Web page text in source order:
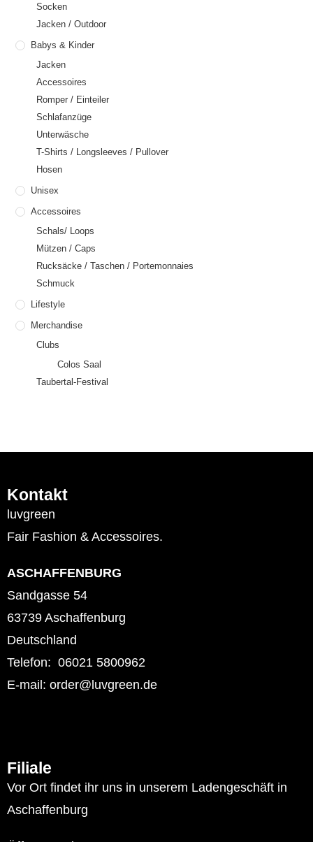
Socken
Jacken / Outdoor
Babys & Kinder
Jacken
Accessoires
Romper / Einteiler
Schlafanzüge
Unterwäsche
T-Shirts / Longsleeves / Pullover
Hosen
Unisex
Accessoires
Schals/ Loops
Mützen / Caps
Rucksäcke / Taschen / Portemonnaies
Schmuck
Lifestyle
Merchandise
Clubs
Colos Saal
Taubertal-Festival
Kontakt
luvgreen
Fair Fashion & Accessoires.
ASCHAFFENBURG
Sandgasse 54
63739 Aschaffenburg
Deutschland
Telefon: 06021 5800962
E-mail: order@luvgreen.de
Filiale
Vor Ort findet ihr uns in unserem Ladengeschäft in
Aschaffenburg